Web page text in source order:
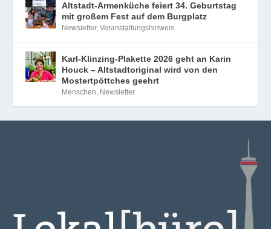
Altstadt-Armenküche feiert 34. Geburtstag
mit großem Fest auf dem Burgplatz
Newsletter,Veranstaltungshinweis
Karl-Klinzing-Plakette 2026 geht an Karin
Houck – Altstadtoriginal wird von den
Mostertpöttches geehrt
Menschen, Newsletter